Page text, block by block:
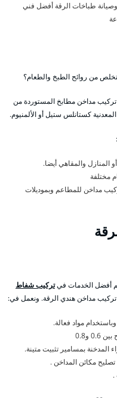
طباخات الرقة أفضل فني
من روائح الطبخ والطعام؟
مداخن مطابخ المستوردة من
كستانلس ستيل أو الألمنيوم.
المنازل والمقاهي أيضا.
مختلفة
مداخن للمطاعم وبموديلات
أفضل الخدمات فيتركيب شفاط
مداخن هندي الرقة. ونعمل في:
مواد فعالة.
و0.8
بمسامير تثبيت متينة.
مكائن المداخن .